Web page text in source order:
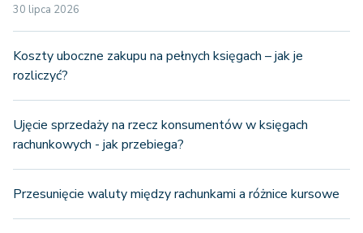
30 lipca 2026
Koszty uboczne zakupu na pełnych księgach – jak je
rozliczyć?
Ujęcie sprzedaży na rzecz konsumentów w księgach
rachunkowych - jak przebiega?
Przesunięcie waluty między rachunkami a różnice kursowe